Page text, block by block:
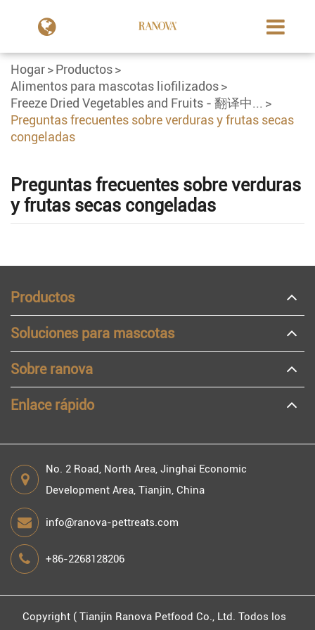
Hogar
Productos
Alimentos para mascotas liofilizados
Freeze Dried Vegetables and Fruits - 翻译中...
Preguntas frecuentes sobre verduras y frutas secas
congeladas
Preguntas frecuentes sobre verduras
y frutas secas congeladas
Productos
Soluciones para mascotas
Sobre ranova
Enlace rápido
No. 2 Road, North Area, Jinghai Economic
Development Area, Tianjin, China
info@ranova-pettreats.com
+86-2268128206
Copyright (Tianjin Ranova Petfood Co., Ltd. Todos los